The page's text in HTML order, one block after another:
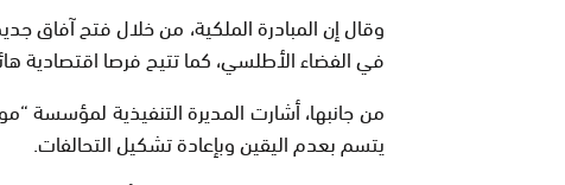
وقال إن المبادرة الملكية، من خلال فتح آفاق
في الفضاء الأطلسي، كما تتيح فرصا اقتصادية
من جانبها، أشارت المديرة التنفيذية لمؤسسة “مو
يتسم بعدم اليقين وبإعادة تشكيل التحالفات.